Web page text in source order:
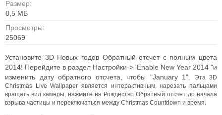
Размер:
8,5 МБ
Просмотры:
25069
Установите 3D Новых годов Обратный отсчет с полным цвета
2014! Перейдите в раздел Настройки-> 'Enable New Year 2014 "и
изменить дату обратного отсчета, чтобы "January 1".
Эта 3D
Christmas Live Wallpaper является интерактивным, нарезать пальцами
вращать вид камеры, нажмите на Рождество Обратный отсчет до начала
взрыва частицы и переключаться между Christmas Countdown и время.